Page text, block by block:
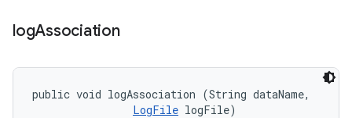
logAssociation
public void logAssociation (String dataName,
LogFile logFile)